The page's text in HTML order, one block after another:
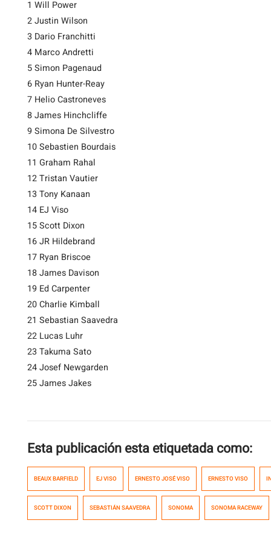
1 Will Power
2 Justin Wilson
3 Dario Franchitti
4 Marco Andretti
5 Simon Pagenaud
6 Ryan Hunter-Reay
7 Helio Castroneves
8 James Hinchcliffe
9 Simona De Silvestro
10 Sebastien Bourdais
11 Graham Rahal
12 Tristan Vautier
13 Tony Kanaan
14 EJ Viso
15 Scott Dixon
16 JR Hildebrand
17 Ryan Briscoe
18 James Davison
19 Ed Carpenter
20 Charlie Kimball
21 Sebastian Saavedra
22 Lucas Luhr
23 Takuma Sato
24 Josef Newgarden
25 James Jakes
Esta publicación esta etiquetada como:
BEAUX BARFIELD EJ VISO ERNESTO JOSÉ VISO ERNESTO VISO
SCOTT DIXON SEBASTIÁN SAAVEDRA SONOMA SONOMA RACEWAY